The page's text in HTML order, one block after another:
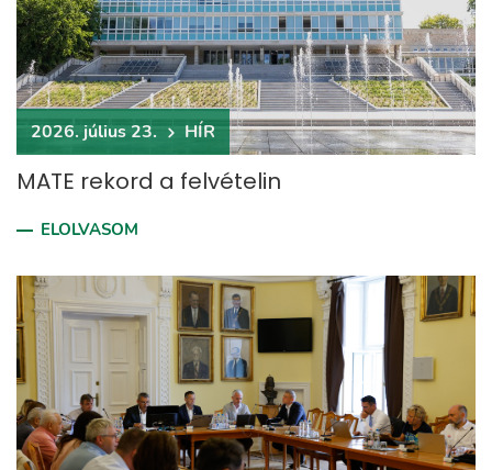
2026. július 23. HÍR
MATE rekord a felvételin
ELOLVASOM